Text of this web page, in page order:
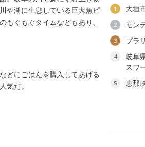
や湖に生息している巨大魚ピ
ぐもぐタイムなどもあり、
どにごはんを購入してあげる
気だ。
1 大垣
2 モン
3 プラ
4
岐阜
スワ
5
恵那